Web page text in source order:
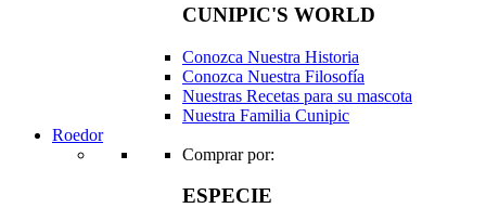
CUNIPIC'S WORLD
Conozca Nuestra Historia
Conozca Nuestra Filosofía
Nuestras Recetas para su mascota
Nuestra Familia Cunipic
Roedor
Comprar por:
ESPECIE